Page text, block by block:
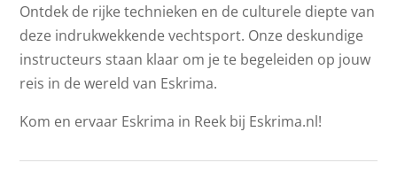
Ontdek de rijke technieken en de culturele diepte van
deze indrukwekkende vechtsport. Onze deskundige
instructeurs staan klaar om je te begeleiden op jouw
reis in de wereld van Eskrima.
Kom en ervaar Eskrima in Reek bij Eskrima.nl!